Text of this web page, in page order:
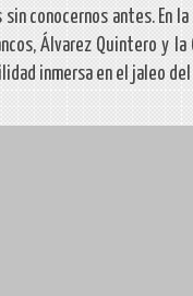
conocernos antes. En la
Álvarez Quintero y la
inmersa en el jaleo del